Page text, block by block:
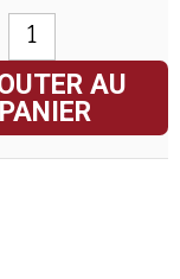
AU
PANIER